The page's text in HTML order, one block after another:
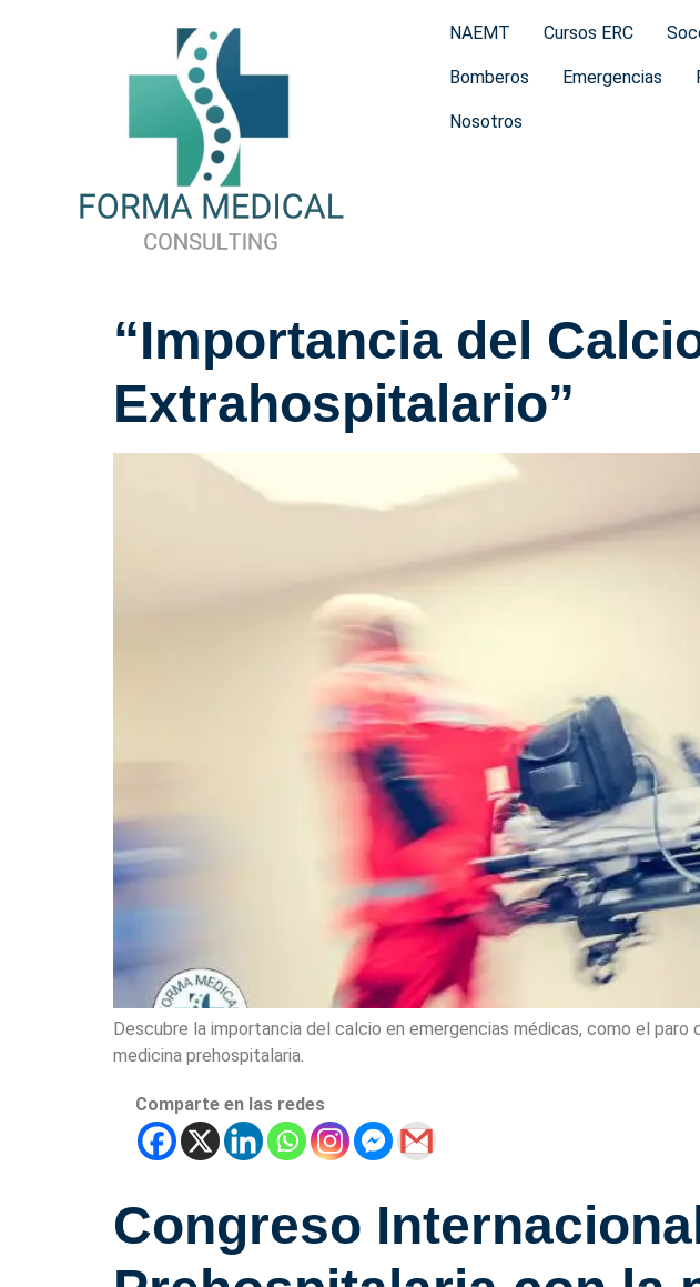
NAEMT Cursos ERC
Bomberos Emergencias
Nosotros
“Importancia del
Extrahospitalario”
Descubre la importancia del calcio en emergencias médicas, como el
medicina prehospitalaria.
Comparte en las redes
Congreso